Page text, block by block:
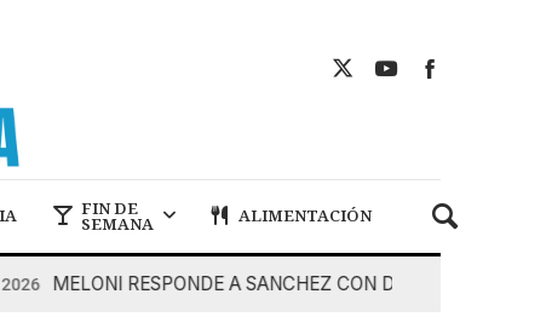
FIN DE
SEMANA ALIMENTACIÓN
MELONI RESPONDE A SANCHEZ CON DUREZA